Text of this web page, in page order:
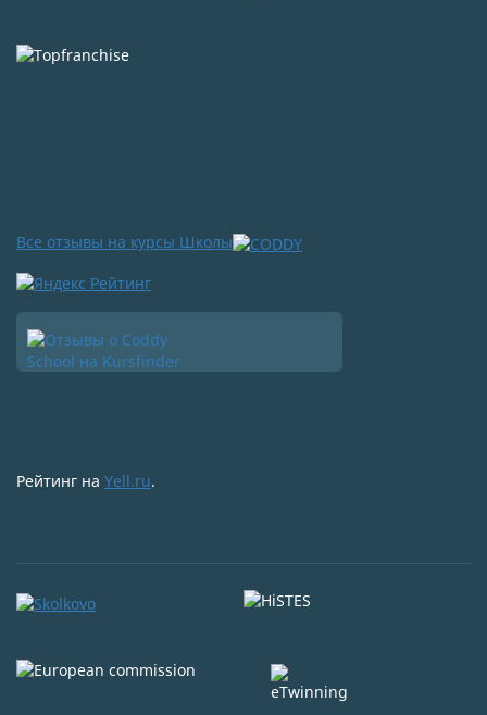
Все отзывы на курсы Школы
Рейтинг на Yell.ru.